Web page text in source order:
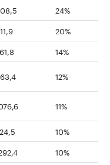
24%
20%
14%
12%
11%
10%
10%